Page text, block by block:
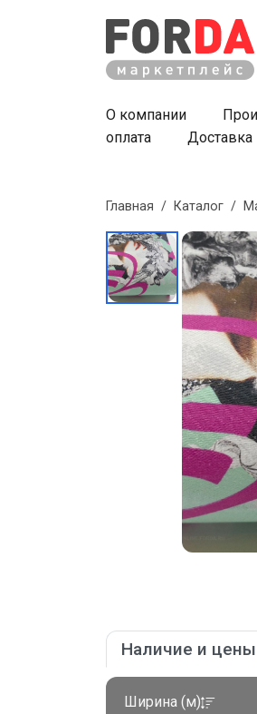
О компании
оплата
Доставка
Главная / Каталог /
Наличие и цены
Ширина (м)